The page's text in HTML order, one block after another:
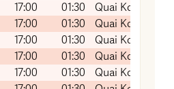
17:00 01:30
Quai Koch
17:00 01:30
Quai Koch
17:00 01:30
Quai Koch
17:00 01:30
Quai Koch
17:00 01:30
Quai Koch